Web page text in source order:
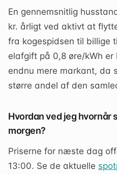
En gennemsnitlig
kr. årligt ved aktivt at
fra kogespidsen til billige
elafgift på 0,8 øre/kWh
endnu mere markant, da
større andel af den
Hvordan ved jeg hvornår
morgen?
Priserne for næste dag
13:00. Se de aktuelle